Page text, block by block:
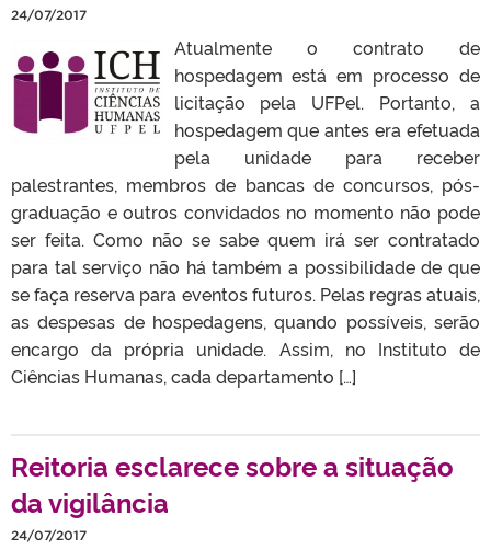
24/07/2017
Atualmente o contrato de
hospedagem está em processo de
licitação pela UFPel. Portanto, a
hospedagem que antes era efetuada
pela unidade para receber
palestrantes, membros de bancas de concursos, pós-
graduação e outros convidados no momento não pode
ser feita. Como não se sabe quem irá ser contratado
para tal serviço não há também a possibilidade de que
se faça reserva para eventos futuros. Pelas regras atuais,
as despesas de hospedagens, quando possíveis, serão
encargo da própria unidade. Assim, no Instituto de
Ciências Humanas, cada departamento […]
Reitoria esclarece sobre a situação
da vigilância
24/07/2017